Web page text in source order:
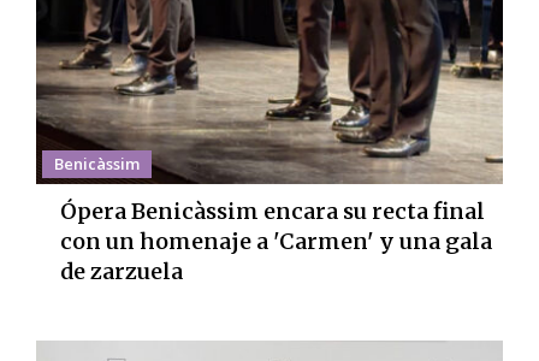
Benicàssim
Ópera Benicàssim encara su recta final
con un homenaje a 'Carmen' y una gala
de zarzuela